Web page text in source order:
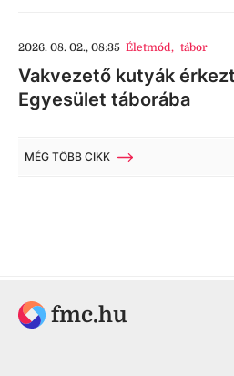
2026. 08. 02., 08:35 Életmód, tábor
Vakvezető kutyák
Egyesület táborába
MÉG TÖBB CIKK
fmc.hu